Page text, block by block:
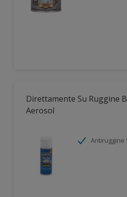
Direttamente Su Ruggine
Aerosol
Antiruggine